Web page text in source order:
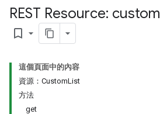
REST Resource: custom
bookmark_border
這個頁面中的內容
資源：CustomList
方法
get